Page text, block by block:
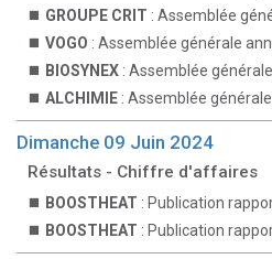
GROUPE CRIT : Assemblée
VOGO : Assemblée générale
BIOSYNEX : Assemblée
ALCHIMIE : Assemblée
Dimanche 09 Juin 2024
Résultats - Chiffre d'affaires
BOOSTHEAT : Publication
BOOSTHEAT : Publication